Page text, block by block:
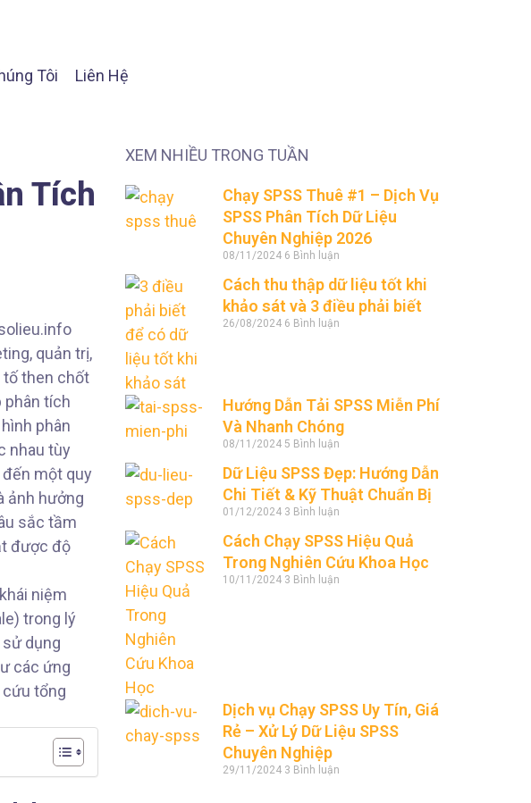
Tôi Liên Hệ
Tích
quản trị,
tố then chốt
phân tích
phân
nhau tùy
một quy
ảnh hưởng
sắc tầm
được độ
niệm
trong lý
dụng
các ứng
tổng
XEM NHIỀU TRONG TUẦN
Chạy SPSS Thuê #1 – Dịch Vụ
SPSS Phân Tích Dữ Liệu
Chuyên Nghiệp 2026
08/11/2024 6 Bình luận
Cách thu thập dữ liệu tốt khi
khảo sát và 3 điều phải biết
26/08/2024 6 Bình luận
Hướng Dẫn Tải SPSS Miễn Phí
Và Nhanh Chóng
08/11/2024 5 Bình luận
Dữ Liệu SPSS Đẹp: Hướng Dẫn
Chi Tiết & Kỹ Thuật Chuẩn Bị
01/12/2024 3 Bình luận
Cách Chạy SPSS Hiệu Quả
Trong Nghiên Cứu Khoa Học
10/11/2024 3 Bình luận
Dịch vụ Chạy SPSS Uy Tín, Giá
Rẻ – Xử Lý Dữ Liệu SPSS
Chuyên Nghiệp
29/11/2024 3 Bình luận